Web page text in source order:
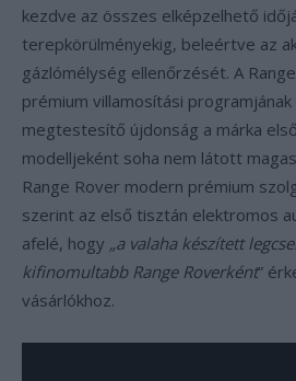
kezdve az összes elképzelhető
terepkörülményekig, beleértve az
gázlómélység ellenőrzését. A
prémium villamosítási
megtestesítő újdonság a márka
modelljeként soha nem látott
Range Rover modern prémium
szerint az első tisztán elektromos
afelé, hogy „a valaha készített
kifinomultabb Range Roverként”
vásárlókhoz.